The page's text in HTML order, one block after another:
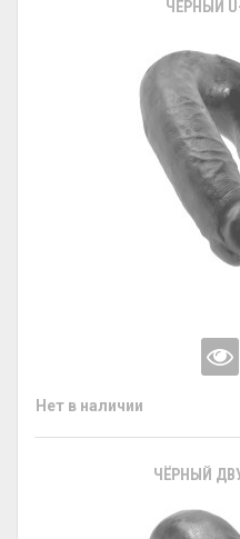
ЧЁРНЫЙ
Нет в наличии
ЧЁРНЫЙ